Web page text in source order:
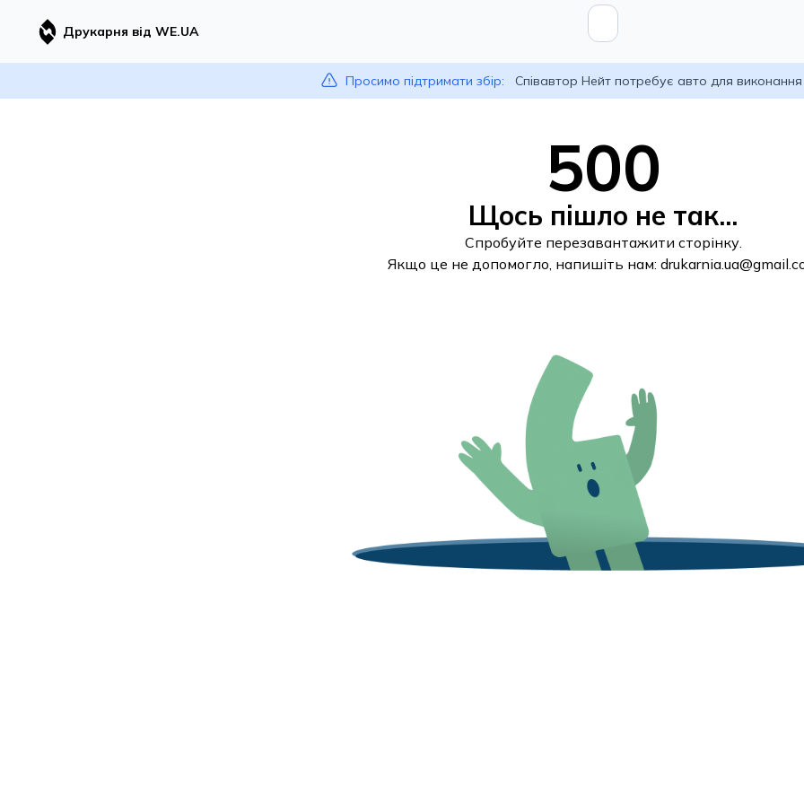
Друкарня від WE.UA
Просимо підтримати збір: Співавтор Нейт потребує авто для
500
Щось пішло не так...
Спробуйте перезавантажити сторінку.
Якщо це не допомогло, напишіть нам: